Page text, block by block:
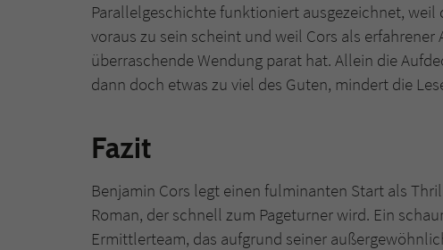
Parallelgeschichte funktioniert ausgezeichnet, weil
voraus zu sein scheint und weil Cors als
überraschende Wendung parat hat. Allein die
dann doch etwas zu viel des Guten, mindert die
Fazit
Benjamin Cors legt einen fulminanten Start als
Roman, der schnell zum Pageturner wird. Ein
Ermittlerteam, das aufgrund seiner